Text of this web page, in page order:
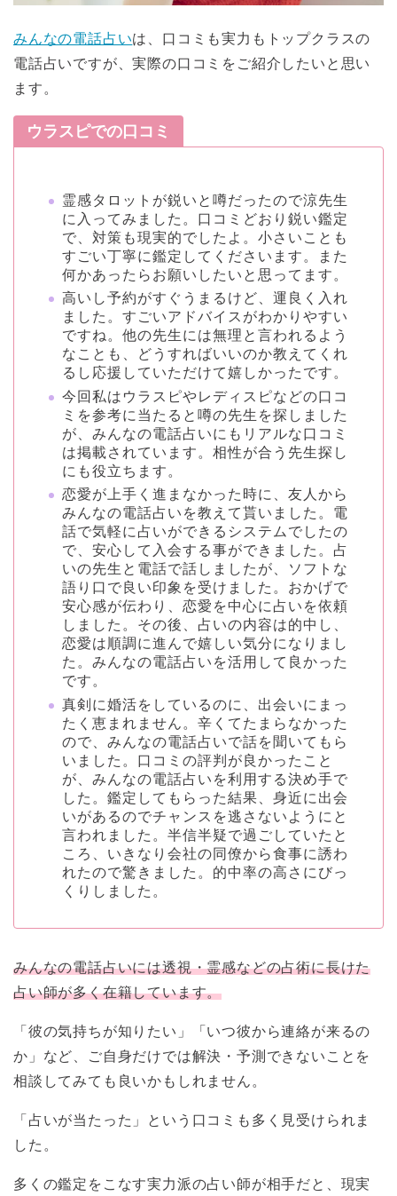
みんなの電話占いは、口コミも実力もトップクラスの
電話占いですが、実際の口コミをご紹介したいと思い
ます。
ウラスピでの口コミ
霊感タロットが鋭いと噂だったので涼先生
に入ってみました。口コミどおり鋭い鑑定
で、対策も現実的でしたよ。小さいことも
すごい丁寧に鑑定してくださいます。また
何かあったらお願いしたいと思ってます。
高いし予約がすぐうまるけど、運良く入れ
ました。すごいアドバイスがわかりやすい
ですね。他の先生には無理と言われるよう
なことも、どうすればいいのか教えてくれ
るし応援していただけて嬉しかったです。
今回私はウラスピやレディスピなどの口コ
ミを参考に当たると噂の先生を探しました
が、みんなの電話占いにもリアルな口コミ
は掲載されています。相性が合う先生探し
にも役立ちます。
恋愛が上手く進まなかった時に、友人から
みんなの電話占いを教えて貰いました。電
話で気軽に占いができるシステムでしたの
で、安心して入会する事ができました。占
いの先生と電話で話しましたが、ソフトな
語り口で良い印象を受けました。おかげで
安心感が伝わり、恋愛を中心に占いを依頼
しました。その後、占いの内容は的中し、
恋愛は順調に進んで嬉しい気分になりまし
た。みんなの電話占いを活用して良かった
です。
真剣に婚活をしているのに、出会いにまっ
たく恵まれません。辛くてたまらなかった
ので、みんなの電話占いで話を聞いてもら
いました。口コミの評判が良かったこと
が、みんなの電話占いを利用する決め手で
した。鑑定してもらった結果、身近に出会
いがあるのでチャンスを逃さないようにと
言われました。半信半疑で過ごしていたと
ころ、いきなり会社の同僚から食事に誘わ
れたので驚きました。的中率の高さにびっ
くりしました。
みんなの電話占いには透視・霊感などの占術に長けた
占い師が多く在籍しています。
「彼の気持ちが知りたい」「いつ彼から連絡が来るの
か」など、ご自身だけでは解決・予測できないことを
相談してみても良いかもしれません。
「占いが当たった」という口コミも多く見受けられま
した。
多くの鑑定をこなす実力派の占い師が相手だと、現実